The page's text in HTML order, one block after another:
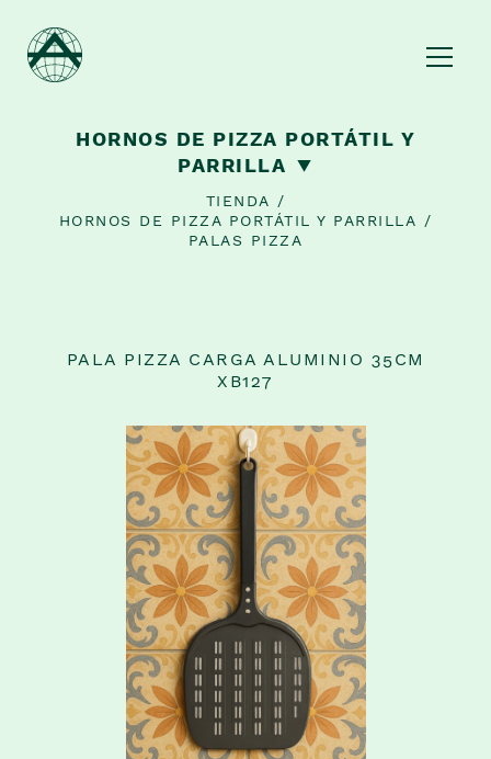
HORNOS DE PIZZA PORTÁTIL Y
PARRILLA
TIENDA /
HORNOS DE PIZZA PORTÁTIL Y PARRILLA /
PALAS PIZZA
CAFÉ, TÉ Y CHOCOLATE
CONSERVAS, SALES Y CONDIMENTOS
PALA PIZZA CARGA ALUMINIO 35CM
XB127